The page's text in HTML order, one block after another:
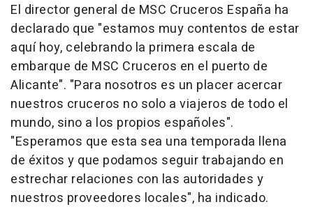
El director general de MSC Cruceros España ha
declarado que "estamos muy contentos de estar
aquí hoy, celebrando la primera escala de
embarque de MSC Cruceros en el puerto de
Alicante". "Para nosotros es un placer acercar
nuestros cruceros no solo a viajeros de todo el
mundo, sino a los propios españoles".
"Esperamos que esta sea una temporada llena
de éxitos y que podamos seguir trabajando en
estrechar relaciones con las autoridades y
nuestros proveedores locales", ha indicado.